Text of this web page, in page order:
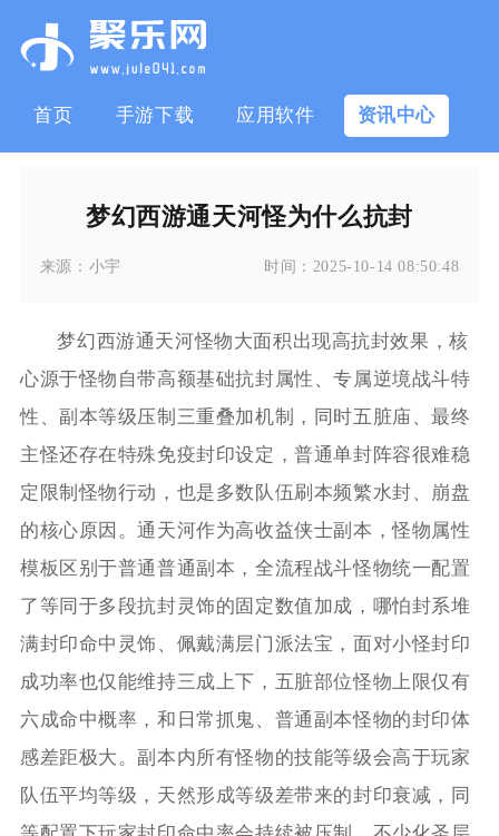
首页 手游下载 应用软件 资讯中心
梦幻西游通天河怪为什么抗封
来源： 小宇 时间： 2025-10-14 08:50:48
梦幻西游通天河怪物大面积出现高抗封效果，核
心源于怪物自带高额基础抗封属性、专属逆境战斗特
性、副本等级压制三重叠加机制，同时五脏庙、最终
主怪还存在特殊免疫封印设定，普通单封阵容很难稳
定限制怪物行动，也是多数队伍刷本频繁水封、崩盘
的核心原因。通天河作为高收益侠士副本，怪物属性
模板区别于普通普通副本，全流程战斗怪物统一配置
了等同于多段抗封灵饰的固定数值加成，哪怕封系堆
满封印命中灵饰、佩戴满层门派法宝，面对小怪封印
成功率也仅能维持三成上下，五脏部位怪物上限仅有
六成命中概率，和日常抓鬼、普通副本怪物的封印体
感差距极大。副本内所有怪物的技能等级会高于玩家
队伍平均等级，天然形成等级差带来的封印衰减，同